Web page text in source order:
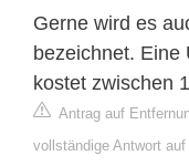
Gerne wird es
bezeichnet. Eine
kostet zwischen
Antrag auf
vollständige Antwort